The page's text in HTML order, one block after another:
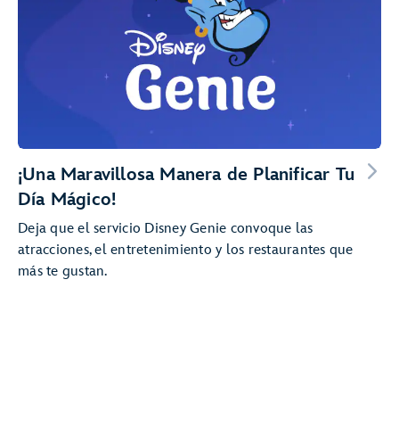
¡Una Maravillosa Manera de Planificar Tu
Día Mágico!
Deja que el servicio Disney Genie convoque las
atracciones, el entretenimiento y los restaurantes que
más te gustan.